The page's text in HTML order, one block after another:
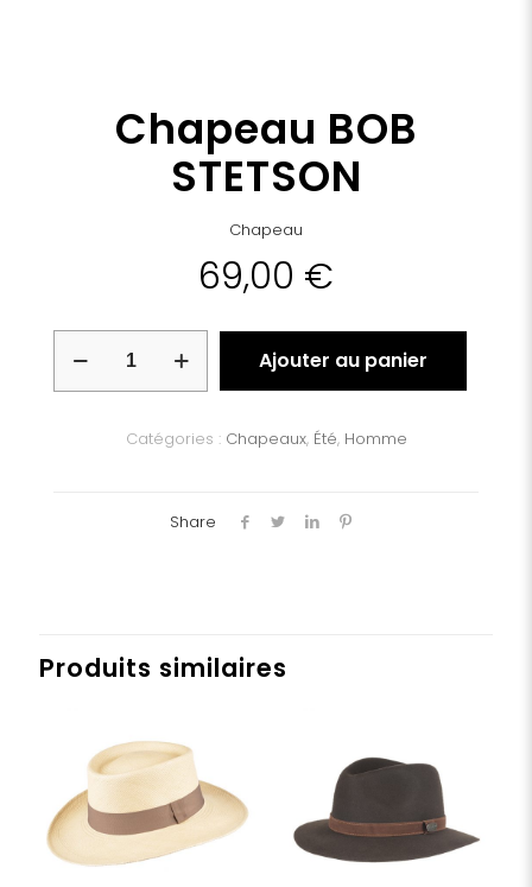
Chapeau BOB
STETSON
Chapeau
69,00 €
Chapeau
Ajouter au panier
Catégories : Chapeaux, Été, Homme
Share
Produits similaires